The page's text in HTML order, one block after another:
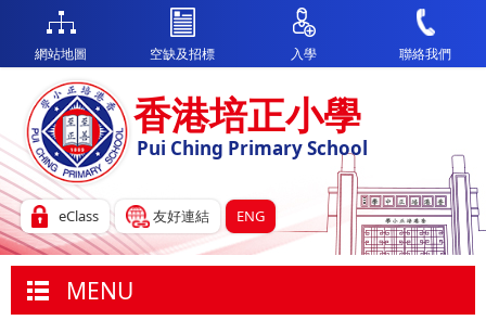
香港培正小學
Pui Ching Primary School
eClass 友好連結 ENG
網站地圖 空缺及招標 入學 聯絡我們
MENU